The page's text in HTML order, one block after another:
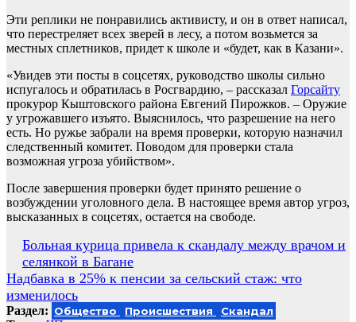
Эти реплики не понравились активисту, и он в ответ написал,
что перестреляет всех зверей в лесу, а потом возьмется за
местных сплетников, придет к школе и «будет, как в Казани».
«Увидев эти посты в соцсетях, руководство школы сильно
испугалось и обратилась в Росгвардию, – рассказал Горсайту
прокурор Кыштовского района Евгений Пирожков. – Оружие
у угрожавшего изъято. Выяснилось, что разрешение на него
есть. Но ружье забрали на время проверки, которую назначил
следственный комитет. Поводом для проверки стала
возможная угроза убийством».
После завершения проверки будет принято решение о
возбуждении уголовного дела. В настоящее время автор угроз,
высказанных в соцсетях, остается на свободе.
Навигация
по
записям
Больная курица привела к скандалу между врачом и
селянкой в Багане
Надбавка в 25% к пенсии за сельский стаж: что
изменилось
Раздел: Общество Происшествия Скандал